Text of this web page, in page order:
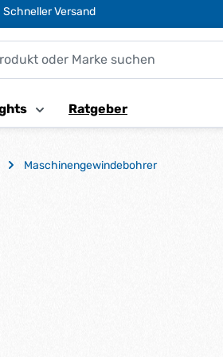
Schneller Versand
Ratgeber
Maschinengewindebohrer